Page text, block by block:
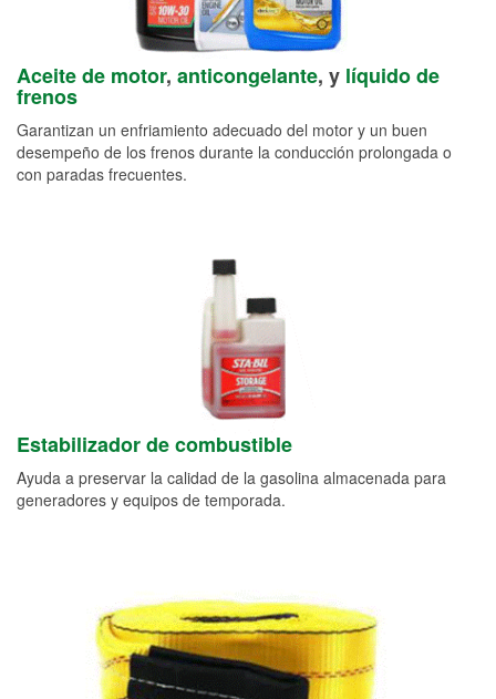
Aceite de motor, anticongelante, y líquido de
frenos
Garantizan un enfriamiento adecuado del motor y un buen
desempeño de los frenos durante la conducción prolongada o
con paradas frecuentes.
Estabilizador de combustible
Ayuda a preservar la calidad de la gasolina almacenada para
generadores y equipos de temporada.